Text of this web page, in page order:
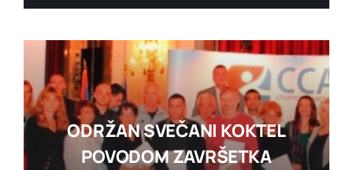
ODRŽAN SVEČANI KOKTEL
POVODOM ZAVRŠETKA